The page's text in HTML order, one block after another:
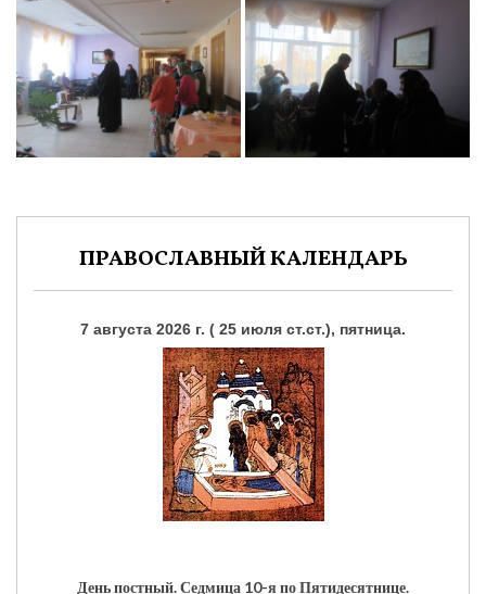
ПРАВОСЛАВНЫЙ КАЛЕНДАРЬ
7 августа 2026 г. ( 25 июля ст.ст.), пятница.
День постный.Седмица 10-я по Пятидесятнице.